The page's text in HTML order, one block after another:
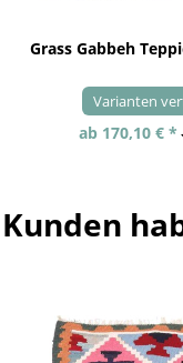
Grass Gabbeh
Varianten
ab 170,10 € *
Kunden